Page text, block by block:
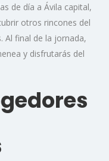
de día a Ávila capital,
otros rincones del
Al final de la jornada,
y disfrutarás del